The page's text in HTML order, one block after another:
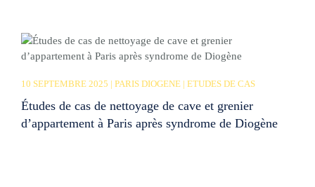
10 SEPTEMBRE 2025 | PARIS DIOGENE | ETUDES DE CAS
Études de cas de nettoyage de cave et grenier
d’appartement à Paris après syndrome de Diogène